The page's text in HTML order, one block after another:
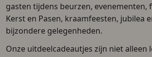
gasten tijdens beurzen, evenementen,
Kerst en Pasen, kraamfeesten, jubilea
bijzondere gelegenheden.
Onze uitdeelcadeautjes zijn niet alleen